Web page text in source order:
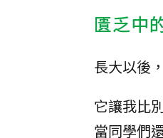
匱乏中
長大以後
它讓我比
當同學們